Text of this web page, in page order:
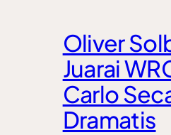
Oliver
Juarai
Carlo
Dramatis